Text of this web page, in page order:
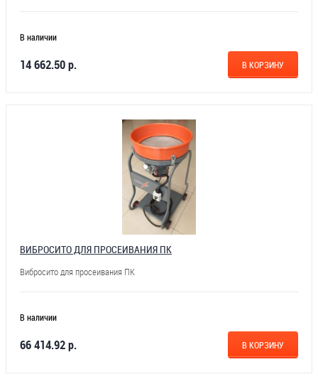
В наличии
14 662.50 р. В КОРЗИНУ
ВИБРОСИТО ДЛЯ ПРОСЕИВАНИЯ ПК
Вибросито для просеивания ПК
В наличии
66 414.92 р. В КОРЗИНУ